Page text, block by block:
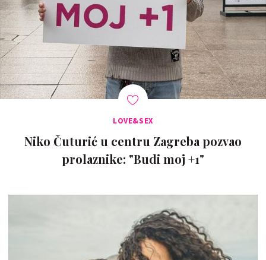
LOVE&SEX
Niko Čuturić u centru Zagreba pozvao
prolaznike: "Budi moj +1"